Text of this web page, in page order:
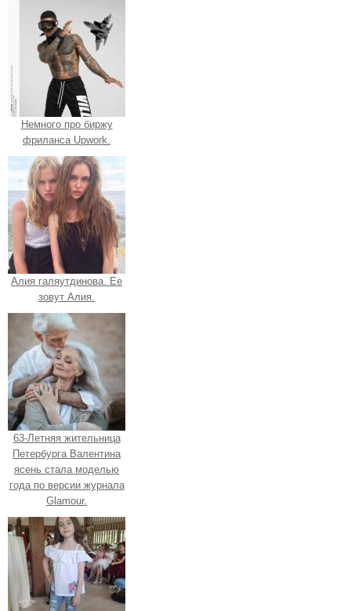
Немного про биржу
фриланса Upwork.
Алия галяутдинова. Ее
зовут Алия.
63-Летняя жительница
Петербурга Валентина
ясень стала моделью
года по версии журнала
Glamour.